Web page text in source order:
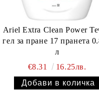
Ariel Extra Clean Power Течен
гел за пране 17 пранета 0.850
л
€8.31
16.25лв.